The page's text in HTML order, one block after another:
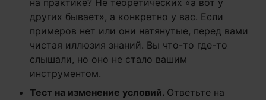
на практике? Не теоретических «а вот у
других бывает», а конкретно у вас. Если
примеров нет или они натянутые, перед вами
чистая иллюзия знаний. Вы что-то где-то
слышали, но оно не стало вашим
инструментом.
Тест на изменение условий. Ответьте на